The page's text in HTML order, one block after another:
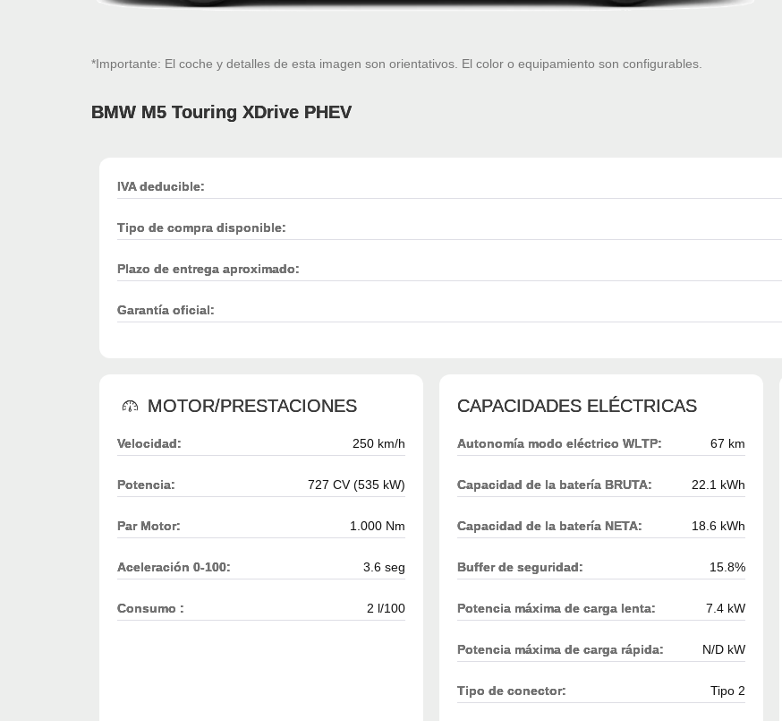
*Importante: El coche y detalles de esta imagen son orientativos. El color o equipamiento son configurables.
BMW M5 Touring XDrive PHEV
IVA deducible:
Tipo de compra disponible:
Plazo de entrega aproximado:
Garantía oficial:
MOTOR/PRESTACIONES
Velocidad: 250 km/h
Potencia: 727 CV (535 kW)
Par Motor: 1.000 Nm
Aceleración 0-100: 3.6 seg
Consumo : 2 l/100
CAPACIDADES ELÉCTRICAS
Autonomía modo eléctrico WLTP: 67 km
Capacidad de la batería BRUTA: 22.1 kWh
Capacidad de la batería NETA: 18.6 kWh
Buffer de seguridad: 15.8%
Potencia máxima de carga lenta: 7.4 kW
Potencia máxima de carga rápida: N/D kW
Tipo de conector: Tipo 2